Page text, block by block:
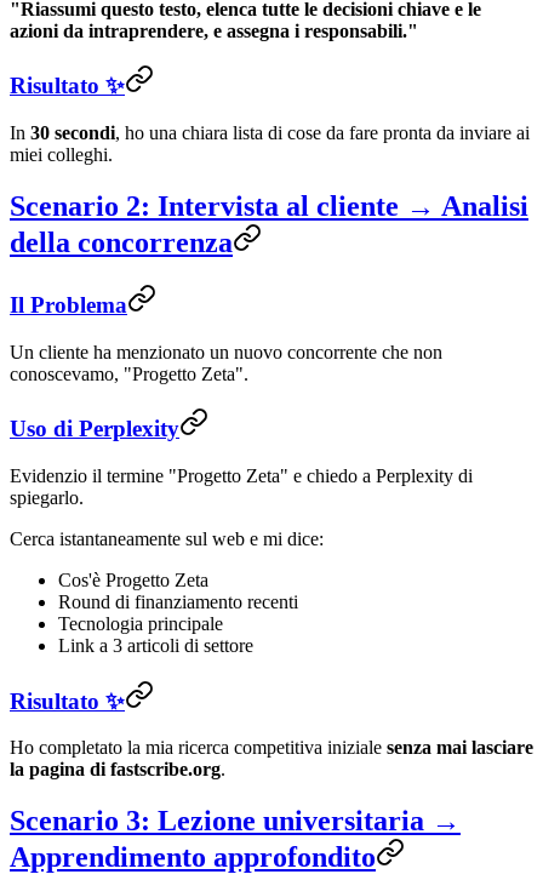
"Riassumi questo testo, elenca tutte le decisioni chiave e le
azioni da intraprendere, e assegna i responsabili."
Risultato ✨
In 30 secondi, ho una chiara lista di cose da fare pronta da inviare ai
miei colleghi.
Scenario 2: Intervista al cliente → Analisi
della concorrenza
Il Problema
Un cliente ha menzionato un nuovo concorrente che non
conoscevamo, "Progetto Zeta".
Uso di Perplexity
Evidenzio il termine "Progetto Zeta" e chiedo a Perplexity di
spiegarlo.
Cerca istantaneamente sul web e mi dice:
Cos'è Progetto Zeta
Round di finanziamento recenti
Tecnologia principale
Link a 3 articoli di settore
Risultato ✨
Ho completato la mia ricerca competitiva iniziale senza mai lasciare
la pagina di fastscribe.org.
Scenario 3: Lezione universitaria →
Apprendimento approfondito